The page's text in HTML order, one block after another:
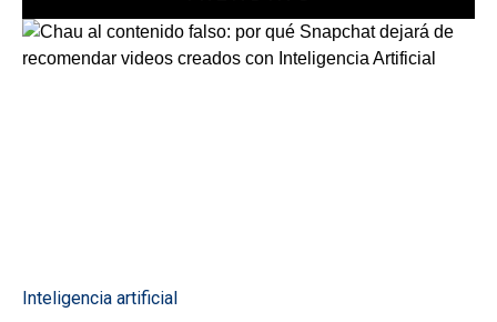
Inteligencia artificial